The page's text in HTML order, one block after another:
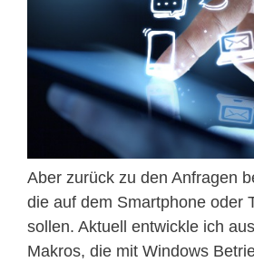
Aber zurück zu den Anfragen
die auf dem Smartphone oder
sollen. Aktuell entwickle ich
Makros, die mit Windows